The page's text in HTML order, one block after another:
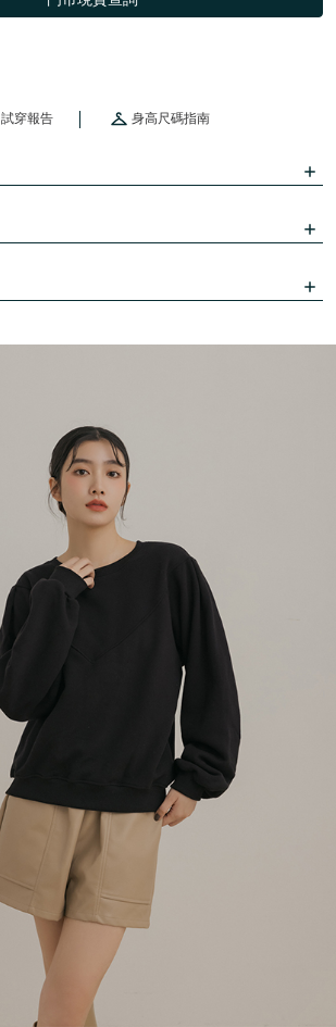
試穿報告 身高尺碼指南